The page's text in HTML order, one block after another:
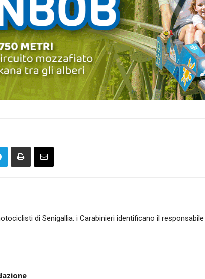
di Senigallia: i Carabinieri identificano il responsabile